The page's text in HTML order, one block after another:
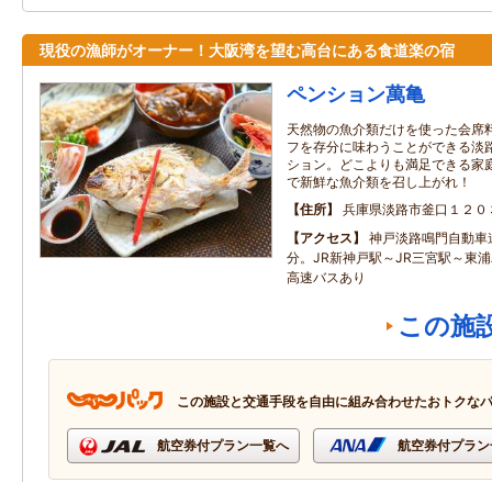
現役の漁師がオーナー！大阪湾を望む高台にある食道楽の宿
ペンション萬亀
天然物の魚介類だけを使った会席
フを存分に味わうことができる淡
ション。どこよりも満足できる家
で新鮮な魚介類を召し上がれ！
住所
兵庫県淡路市釜口１２０
アクセス
神戸淡路鳴門自動
分。JR新神戸駅～JR三宮駅～東
高速バスあり
この施
この施設と交通手段を自由に組み合わせたおトクな
航空券付プラン一覧へ 航空券付プラ